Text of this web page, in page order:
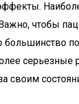
Важно, чтобы
серьезные
своим